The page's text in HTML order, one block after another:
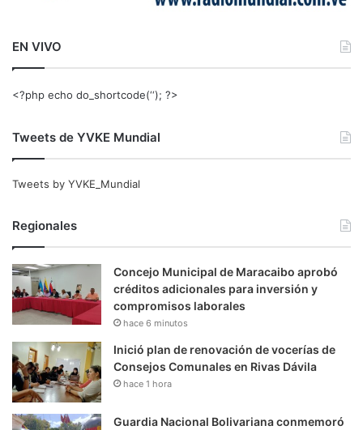
EN VIVO
<?php echo do_shortcode(‘‘); ?>
Tweets de YVKE Mundial
Tweets by YVKE_Mundial
Regionales
Concejo Municipal de Maracaibo aprobó
créditos adicionales para inversión y
compromisos laborales
hace 6 minutos
Inició plan de renovación de vocerías de
Consejos Comunales en Rivas Dávila
hace 1 hora
Guardia Nacional Bolivariana conmemoró